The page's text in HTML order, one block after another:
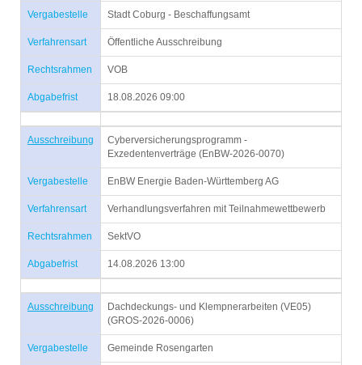
Vergabestelle Stadt Coburg - Beschaffungsamt
Verfahrensart Öffentliche Ausschreibung
Rechtsrahmen VOB
Abgabefrist 18.08.2026 09:00
Ausschreibung
Cyberversicherungsprogramm -
Exzedentenverträge (EnBW-2026-0070)
Vergabestelle EnBW Energie Baden-Württemberg AG
Verfahrensart Verhandlungsverfahren mit Teilnahmewettbewerb
Rechtsrahmen SektVO
Abgabefrist 14.08.2026 13:00
Ausschreibung
Dachdeckungs- und Klempnerarbeiten (VE05)
(GROS-2026-0006)
Vergabestelle Gemeinde Rosengarten